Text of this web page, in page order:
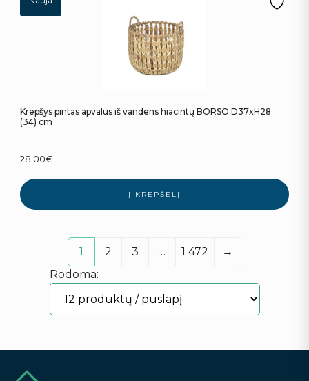
Krepšys pintas apvalus iš vandens hiacintų BORSO D37xH28
(34) cm
28.00€
Į KREPŠELĮ
1 2 3 … 1 472
→
Rodoma: